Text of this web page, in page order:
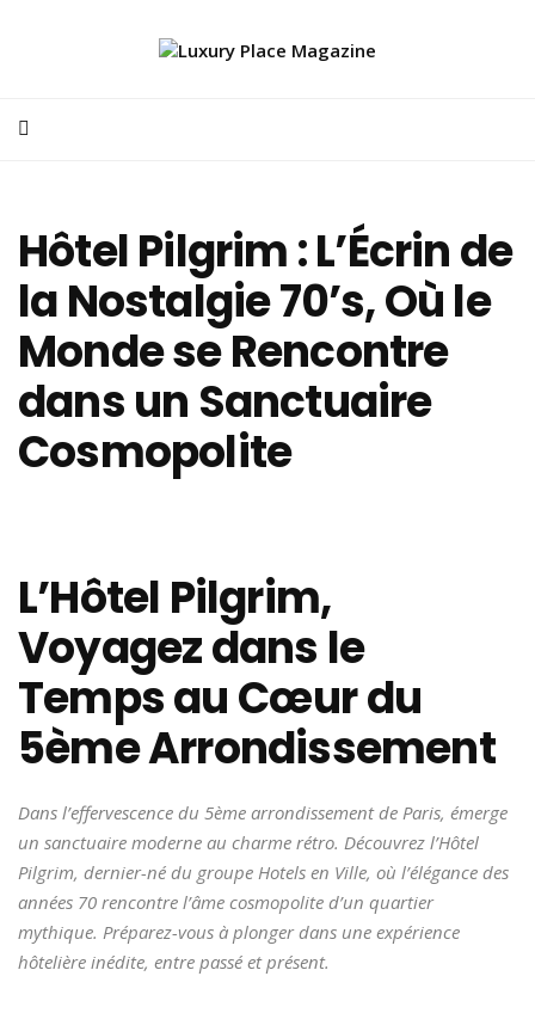
Hôtel Pilgrim : L’Écrin de
la Nostalgie 70’s, Où le
Monde se Rencontre
dans un Sanctuaire
Cosmopolite
L’Hôtel Pilgrim,
Voyagez dans le
Temps au Cœur du
5ème Arrondissement
Dans l’effervescence du 5ème arrondissement de Paris, émerge
un sanctuaire moderne au charme rétro. Découvrez l’Hôtel
Pilgrim, dernier-né du groupe Hotels en Ville, où l’élégance des
années 70 rencontre l’âme cosmopolite d’un quartier
mythique. Préparez-vous à plonger dans une expérience
hôtelière inédite, entre passé et présent.